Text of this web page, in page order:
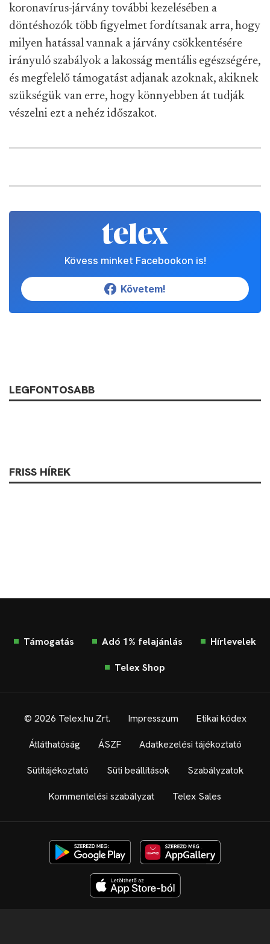
koronavírus-járvány további kezelésében a
döntéshozók több figyelmet fordítsanak arra, hogy
milyen hatással vannak a járvány csökkentésére
irányuló szabályok a lakosság mentális egészségére,
és megfelelő támogatást adjanak azoknak, akiknek
szükségük van erre, hogy könnyebben át tudják
vészelni ezt a nehéz időszakot.
Kövess minket Facebookon is!
Követem!
LEGFONTOSABB
FRISS HÍREK
Támogatás Adó 1% felajánlás Hírlevelek
Telex Shop
© 2026 Telex.hu Zrt. Impresszum Etikai kódex
Átláthatóság ÁSZF Adatkezelési tájékoztató
Sütitájékoztató Süti beállítások Szabályzatok
Kommentelési szabályzat Telex Sales